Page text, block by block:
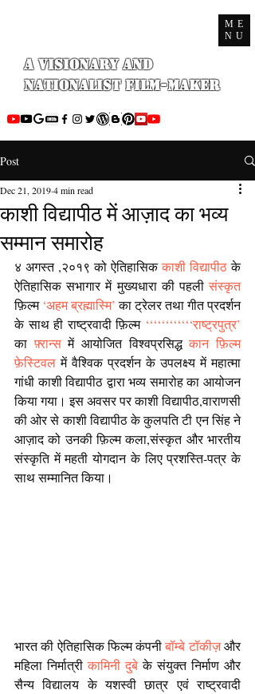
ME
NU
A Visionary and
Nationalist Film-maker
Post
काशी विद्यापीठ में आज़ाद का भव्य
सम्मान समारोह
Dec 21, 20194 min read
४ अगस्त ,२०१९ को ऐतिहासिक काशी विद्यापीठ के
ऐतिहासिक सभागार में मुख्यधारा की पहली संस्कृत
फ़िल्म ‘अहम ब्रह्मास्मि’ का ट्रेलर तथा गीत प्रदर्शन
के साथ ही राष्ट्रवादी फ़िल्म ‘‘‘‘‘‘‘‘‘‘‘‘राष्ट्रपुत्र’
का फ़्रान्स में आयोजित विश्वप्रसिद्ध कान फ़िल्म
फ़ेस्टिवल में वैश्विक प्रदर्शन के उपलक्ष्य में महात्मा
गांधी काशी विद्यापीठ द्वारा भव्य समारोह का आयोजन
किया गया। इस अवसर पर काशी विद्यापीठ,वाराणसी
की ओर से काशी विद्यापीठ के कुलपति टी एन सिंह ने
आज़ाद को उनकी फ़िल्म कला,संस्कृत और भारतीय
संस्कृति में महती योगदान के लिए प्रशस्ति-पत्र के
साथ सम्मानित किया।
भारत की ऐतिहासिक फिल्म कंपनी बॉम्बे टॉकीज़ और
महिला निर्मात्री कामिनी दुबे के संयुक्त निर्माण और
सैन्य विद्यालय के यशस्वी छात्र एवं राष्ट्रवादी